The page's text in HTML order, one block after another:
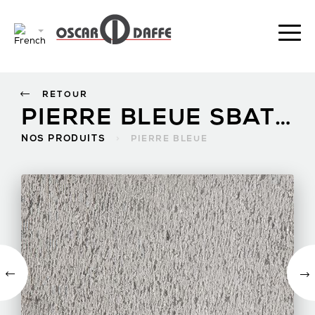
PIERRE BLEUE SBATTU FIN
NOS PRODUITS PIERRE BLEUE
RETOUR